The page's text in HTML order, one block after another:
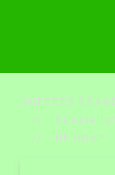
QUEERES
HF Inter*